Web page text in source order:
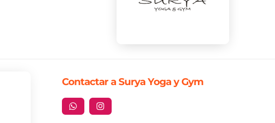
Contactar a Surya Yoga y Gym
 